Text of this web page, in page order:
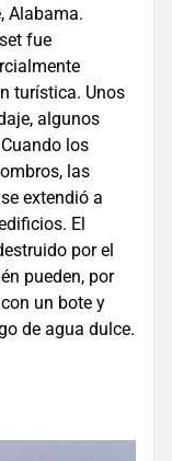
Alabama.
fue
Unos
algunos
los
las
extendió a
El
por el
pueden, por
un bote y
de agua dulce.